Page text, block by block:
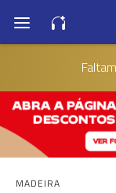
Faltam
MADEIRA